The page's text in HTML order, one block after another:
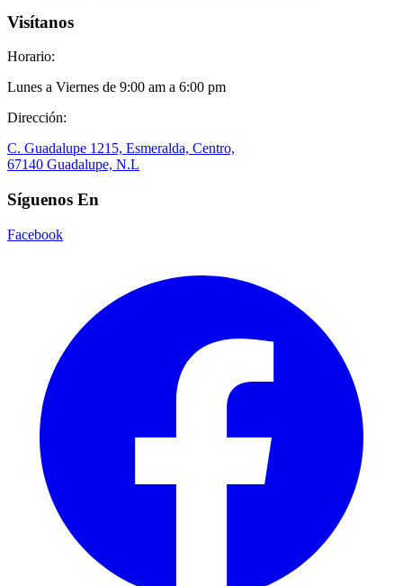
Visítanos
Horario:
Lunes a Viernes de 9:00 am a 6:00 pm
Dirección:
C. Guadalupe 1215, Esmeralda, Centro,
67140 Guadalupe, N.L
Síguenos En
Facebook